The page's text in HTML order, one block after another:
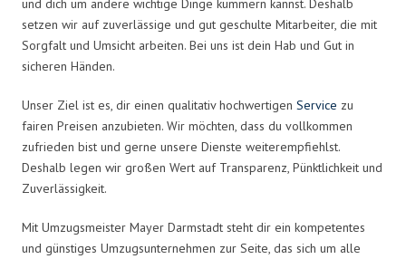
und dich um andere wichtige Dinge kümmern kannst. Deshalb
setzen wir auf zuverlässige und gut geschulte Mitarbeiter, die mit
Sorgfalt und Umsicht arbeiten. Bei uns ist dein Hab und Gut in
sicheren Händen.
Unser Ziel ist es, dir einen qualitativ hochwertigen Service zu
fairen Preisen anzubieten. Wir möchten, dass du vollkommen
zufrieden bist und gerne unsere Dienste weiterempfiehlst.
Deshalb legen wir großen Wert auf Transparenz, Pünktlichkeit und
Zuverlässigkeit.
Mit Umzugsmeister Mayer Darmstadt steht dir ein kompetentes
und günstiges Umzugsunternehmen zur Seite, das sich um alle